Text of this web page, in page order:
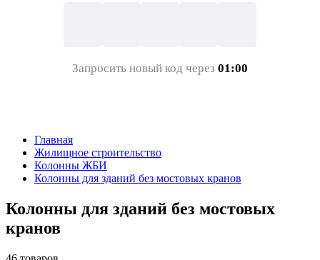
Запросить новый код через 01:00
Главная
Жилищное строительство
Колонны ЖБИ
Колонны для зданий без мостовых кранов
Колонны для зданий без мостовых
кранов